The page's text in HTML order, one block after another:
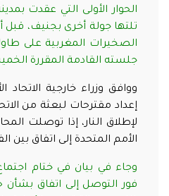
الحوار الأولى التي عقدت
تلتها جولة أخرى بجنيف،
الصخيرات المغربية على
جلسته القادمة المقررة
ووافق وزراء خارجية الاتحاد
إعداد مقترحات لبعثة من
لإطلاق النار، إذا توصلت
الأمم المتحدة إلى اتفاق بين
وجاء في بيان في ختام
فور التوصل إلى اتفاق